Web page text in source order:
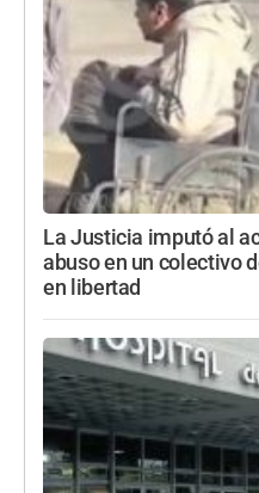
La Justicia imputó al
abuso en un colectivo
en libertad